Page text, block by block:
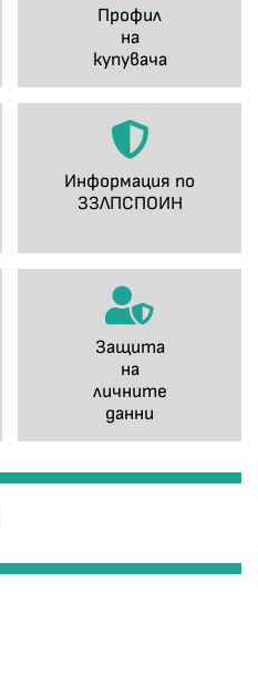
Профил
на
купувача
Информация по
ЗЗЛПСПОИН
Защита
на
личните
данни